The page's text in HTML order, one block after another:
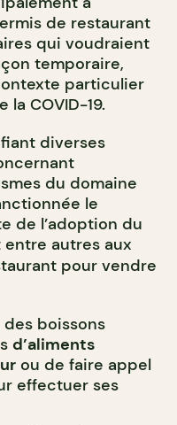
de restaurant
qui voudraient
temporaire,
particulier
COVID-19.
diverses
du domaine
le
de l’adoption du
autres aux
pour vendre
boissons
d’aliments
ou de faire appel
effectuer ses